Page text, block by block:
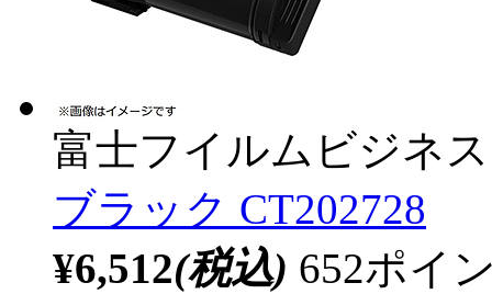
富士フイルムビジネ
ブラック CT202728
¥6,512(税込) 652ポイ